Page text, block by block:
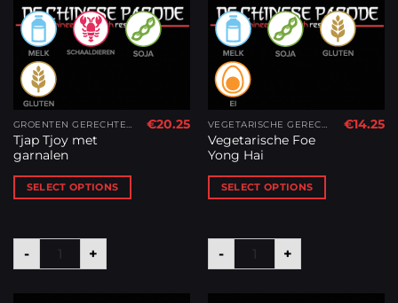
GROENTEN GERECHTEN
Tjap Tjoy met
garnalen
€20.25
SELECT OPTIONS
-
Tjap Tjoy met garnalen aantal
+
VEGETARISCHE GERECHTEN
Vegetarische Foe
Yong Hai
€14.25
SELECT OPTIONS
-
Vegetarische Foe Yong
+